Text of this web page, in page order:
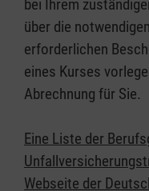
bei Ihrem
über die
erforderlichen
eines Kurses
Abrechnung für Sie.
Eine Liste der
Webseite der